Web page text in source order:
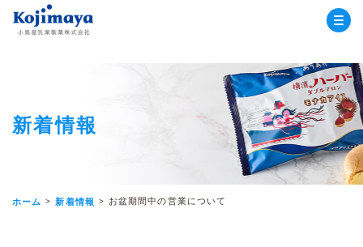
新着情報
ホーム 新着情報 お盆期間中の営業について